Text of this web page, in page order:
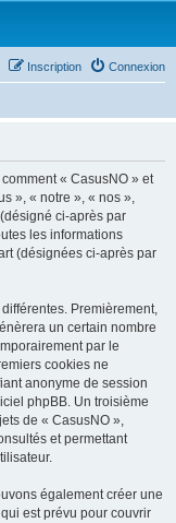
Connexion
Inscription
« CasusNO » et
», « notre », « nos »,
ci-après par
les informations
(désignées ci-après par
Premièrement,
un certain nombre
par le
cookies ne
anonyme de session
phpBB. Un troisième
de « CasusNO »,
et permettant
également créer une
est prévu pour couvrir